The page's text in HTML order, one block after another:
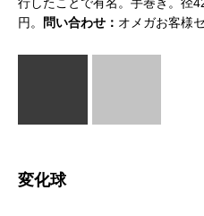
円。
問い合わせ： オメガお客様
変化球